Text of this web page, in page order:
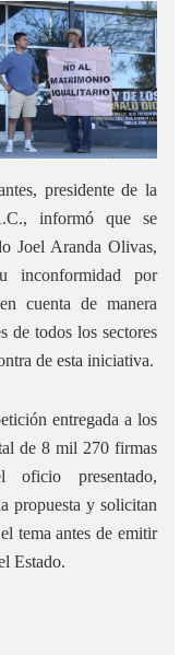
presidente de la
informó que se
Joel Aranda Olivas,
inconformidad por
cuenta de manera
de todos los sectores
de esta iniciativa.
entregada a los
de 8 mil 270 firmas
oficio presentado,
propuesta y solicitan
tema antes de emitir
Estado.